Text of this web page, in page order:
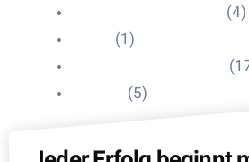
(4)
(1)
(5)